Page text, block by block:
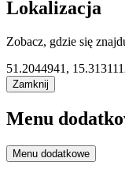
Lokalizacja
Zobacz, gdzie się
51.2044941,
Zamknij
Menu
Menu dodatkowe